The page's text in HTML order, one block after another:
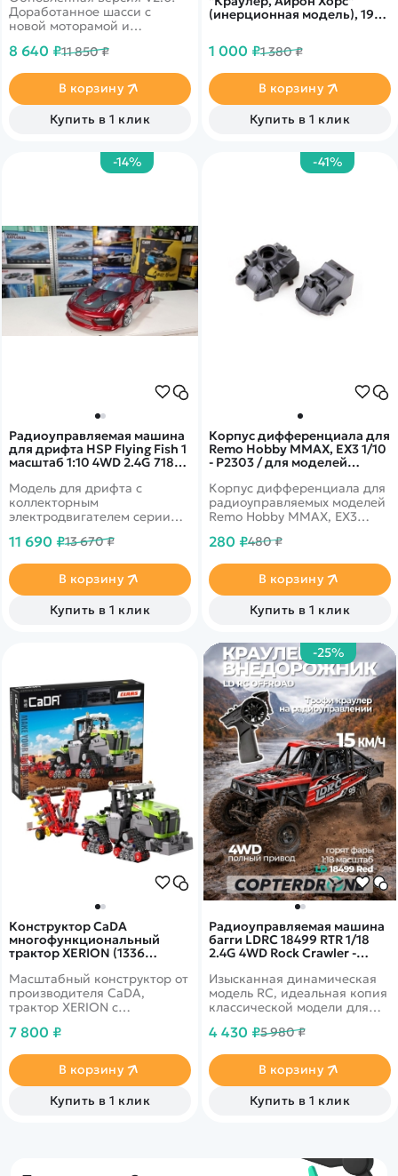
Доработанное шасси с
новой моторамой и
влагозащита - для заездов в
полный привод 4wd,
масштаб 1:16
8 640 ₽11 850 ₽
В корзину
Купить в 1 клик
(инерционная модель), 193
1 000 ₽1 380 ₽
В корзину
Купить в 1 клик
-14%
Радиоуправляемая машина
для дрифта HSP Flying Fish 1
масштаб 1:10 4WD 2.4G 718
Red
Модель для дрифта с
коллекторным
электродвигателем серии
аккумулятор Ni-Mh 7.2V
11 690 ₽13 670 ₽
В корзину
Купить в 1 клик
-41%
Корпус дифференциала для
Remo Hobby MMAX, EX3 1/10
- P2303 / для моделей
Корпус дифференциала для
радиоуправляемых моделей
Remo Hobby MMAX, EX3
280 ₽480 ₽
В корзину
Купить в 1 клик
Конструктор CaDA
многофункциональный
трактор XERION (1336
Масштабный конструктор от
производителя CaDA,
трактор XERION с
управлением
7 800 ₽
В корзину
Купить в 1 клик
-25%
Радиоуправляемая машина
багги LDRC 18499 RTR 1/18
2.4G 4WD Rock Crawler -
Изысканная динамическая
модель RC, идеальная копия
классической модели для
4 430 ₽5 980 ₽
В корзину
Купить в 1 клик